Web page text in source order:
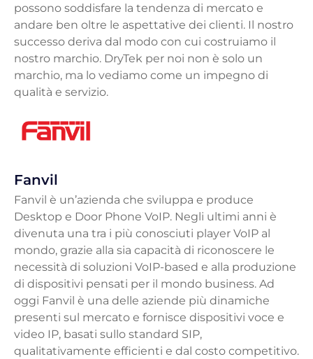
possono soddisfare la tendenza di mercato e
andare ben oltre le aspettative dei clienti. Il nostro
successo deriva dal modo con cui costruiamo il
nostro marchio. DryTek per noi non è solo un
marchio, ma lo vediamo come un impegno di
qualità e servizio.
Fanvil
Fanvil è un’azienda che sviluppa e produce
Desktop e Door Phone VoIP. Negli ultimi anni è
divenuta una tra i più conosciuti player VoIP al
mondo, grazie alla sia capacità di riconoscere le
necessità di soluzioni VoIP-based e alla produzione
di dispositivi pensati per il mondo business. Ad
oggi Fanvil è una delle aziende più dinamiche
presenti sul mercato e fornisce dispositivi voce e
video IP, basati sullo standard SIP,
qualitativamente efficienti e dal costo competitivo.